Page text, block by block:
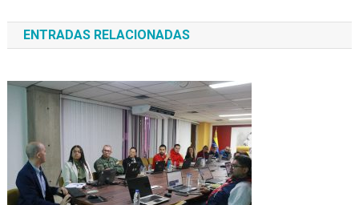
de
entradas
ENTRADAS RELACIONADAS